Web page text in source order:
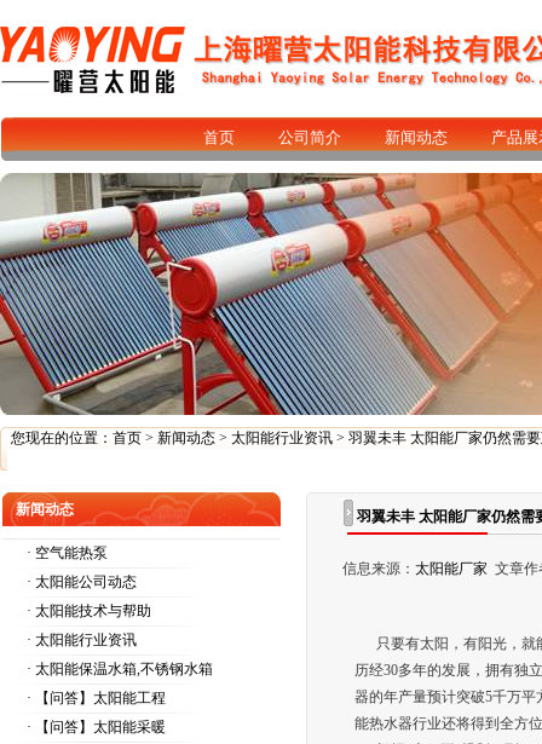
首页 公司简介 新闻动态 产品展
您现在的位置： 首页 > 新闻动态 > 太阳能行业资讯 > 羽翼未丰 太阳能厂家仍然需
新闻动态
· 空气能热泵
· 太阳能公司动态
· 太阳能技术与帮助
· 太阳能行业资讯
· 太阳能保温水箱,不锈钢水箱
· 【问答】太阳能工程
· 【问答】太阳能采暖
羽翼未丰 太阳能厂家仍然需
信息来源：太阳能厂家 文章
只要有太阳，有阳光，就
历经30多年的发展，拥有独
器的年产量预计突破5千万
能热水器行业还将得到全方